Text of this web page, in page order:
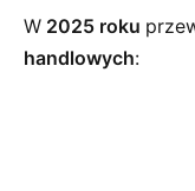
W 2025 roku
handlowych: